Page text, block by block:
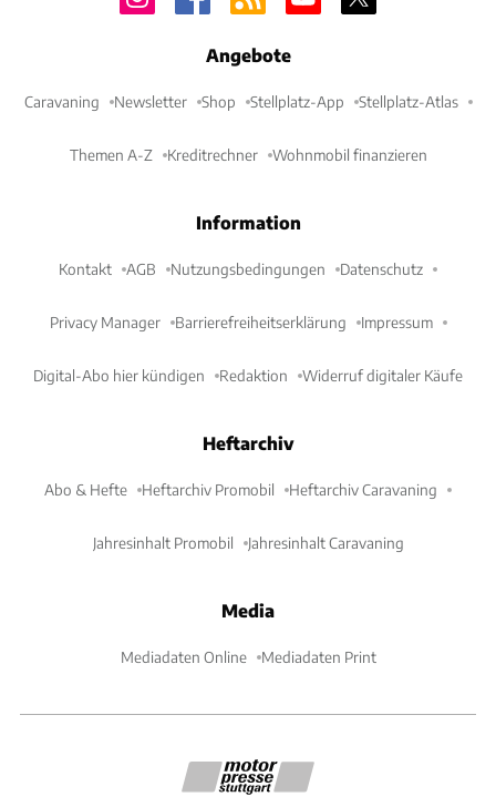
Angebote
Caravaning Newsletter Shop Stellplatz-App Stellplatz-Atlas
Themen A-Z Kreditrechner Wohnmobil finanzieren
Information
Kontakt AGB Nutzungsbedingungen Datenschutz
Privacy Manager Barrierefreiheitserklärung Impressum
Digital-Abo hier kündigen Redaktion Widerruf digitaler Käufe
Heftarchiv
Abo & Hefte Heftarchiv Promobil Heftarchiv Caravaning
Jahresinhalt Promobil Jahresinhalt Caravaning
Media
Mediadaten Online Mediadaten Print